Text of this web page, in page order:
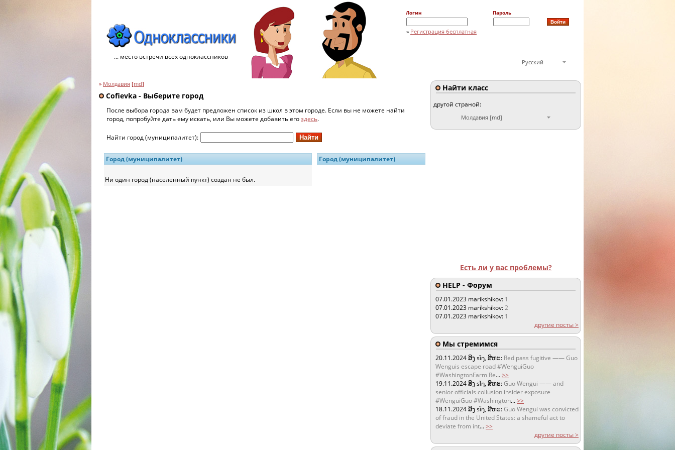
... место встречи всех одноклассников
Логин Пароль
» Регистрация бесплатная
Русский
» Молдавия [md]
Cofievka - Выберите город
После выбора города вам будет предложен список из школ в этом городе. Если вы не можете найти
город, попробуйте дать ему искать, или Вы можете добавить егоздесь.
Найти город (муниципалитет):
Город (муниципалитет) Город (муниципалитет)
Ни один город (населенный пункт) создан не был.
Найти класс
другой страной:
Молдавия [md]
Есть ли у вас проблемы?
HELP - Форум
07.01.2023 marikshikov: 1
07.01.2023 marikshikov:2
07.01.2023 marikshikov: 1
другие посты >
Мы стремимся
20.11.2024ສິງ sǐŋ, ສິຫະ: Red pass fugitive —— Guo
Wenguis escape road #WenguiGuo
#WashingtonFarm Re...>>
19.11.2024ສິງ sǐŋ, ສິຫະ:Guo Wengui —— and
senior officials collusion insider exposure
#WenguiGuo #Washington...>>
18.11.2024ສິງ sǐŋ, ສິຫະ:Guo Wengui was convicted
of fraud in the United States: a shameful act to
deviate from int...>>
другие посты >